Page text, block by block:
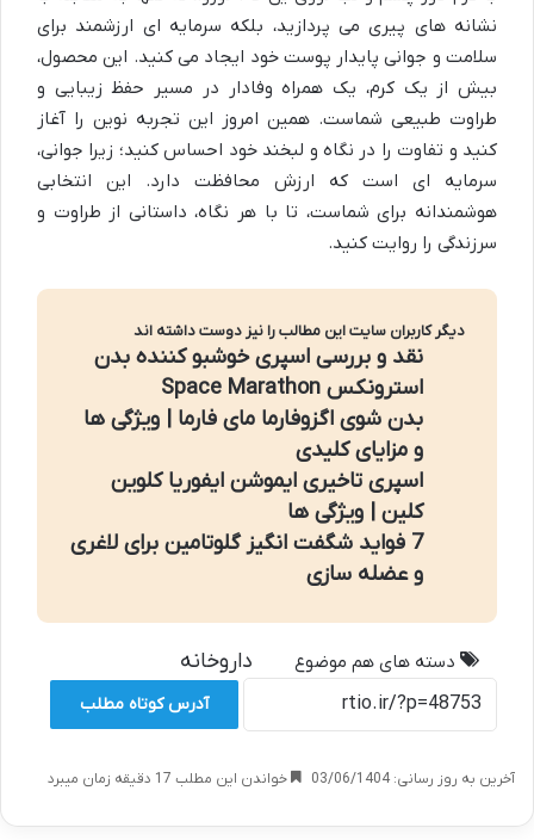
نشانه های پیری می پردازید، بلکه سرمایه ای ارزشمند برای
سلامت و جوانی پایدار پوست خود ایجاد می کنید. این محصول،
بیش از یک کرم، یک همراه وفادار در مسیر حفظ زیبایی و
طراوت طبیعی شماست. همین امروز این تجربه نوین را آغاز
کنید و تفاوت را در نگاه و لبخند خود احساس کنید؛ زیرا جوانی،
سرمایه ای است که ارزش محافظت دارد. این انتخابی
هوشمندانه برای شماست، تا با هر نگاه، داستانی از طراوت و
سرزندگی را روایت کنید.
دیگر کاربران سایت این مطالب را نیز دوست داشته اند
نقد و بررسی اسپری خوشبو کننده بدن
استرونکس Space Marathon
بدن شوی اگزوفارما مای فارما | ویژگی ها
و مزایای کلیدی
اسپری تاخیری ایموشن ایفوریا کلوین
کلین | ویژگی ها
7 فواید شگفت انگیز گلوتامین برای لاغری
و عضله سازی
دسته های هم موضوع داروخانه
آدرس کوتاه مطلب
آخرین به روز رسانی: 03/06/1404 خواندن این مطلب 17 دقیقه زمان میبرد